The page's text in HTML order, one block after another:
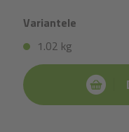
Variantele
1.02 kg